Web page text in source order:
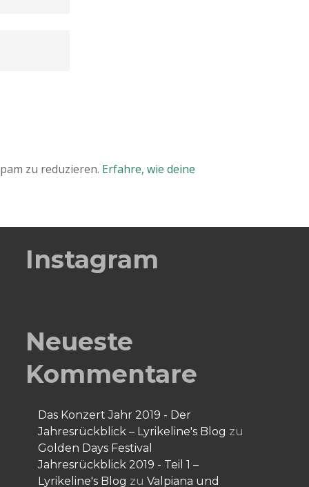
zu reduzieren. Erfahre, wie deine
Instagram
Neueste
Kommentare
Das Konzert Jahr 2019 - Der
Jahresrückblick – Lyrikeline's Blog zu
Golden Days Festival
Jahresrückblick 2019 - Teil 1 –
Lyrikeline's Blog zuValpiana und